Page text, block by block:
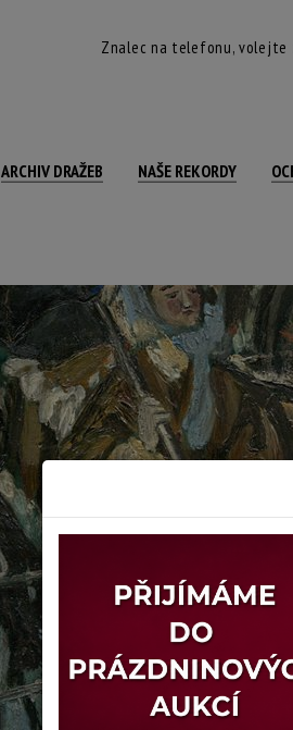
Znalec na telefonu, volejte
ARCHIV DRAŽEB NAŠE REKORDY